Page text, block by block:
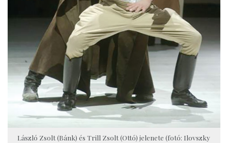
László Zsolt (Bánk) és Trill Zsolt (Ottó) jelenete (fotó: Ilovszky